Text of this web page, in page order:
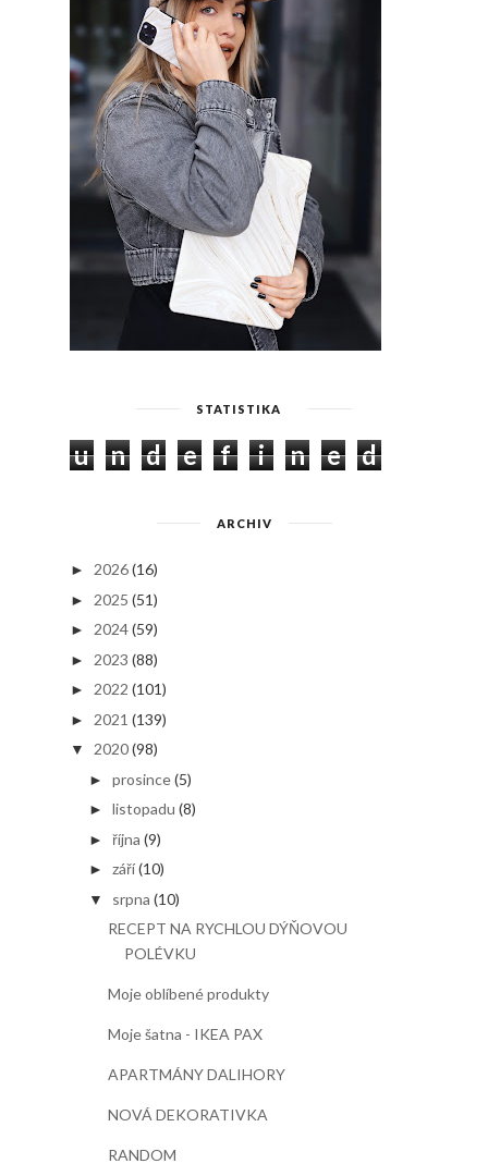
STATISTIKA
u n d e f i n e d
ARCHIV
► 2026(16)
► 2025 (51)
► 2024(59)
► 2023 (88)
► 2022 (101)
► 2021 (139)
▼ 2020(98)
► prosince(5)
► listopadu (8)
► října (9)
► září(10)
▼ srpna (10)
RECEPT NA RYCHLOU DÝŇOVOU
POLÉVKU
Moje oblíbené produkty
Moje šatna - IKEA PAX
APARTMÁNY DALIHORY
NOVÁ DEKORATIVKA
RANDOM